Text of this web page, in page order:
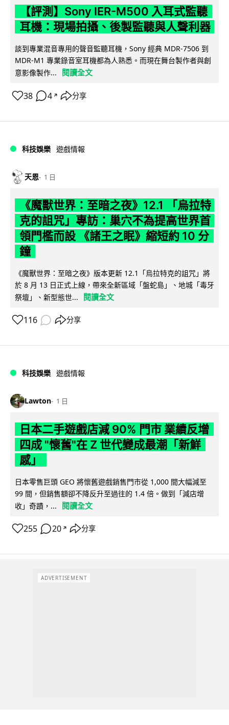
【評測】Sony IER-M500 入耳式監聽
耳機：現場拍攝、後製監聽與人聲利器
談到專業混音專用的聲音監聽耳機，Sony 經典 MDR-7506 到
MDR-M1 專業錄音室耳機都為人熟悉。而現在舞台製作者與創
意影像製作...
閱讀全文
38 4 ↗ 分享
科技娛樂 遊戲情報
天恩 1 日
《魔獸世界：至暗之夜》12.1 「烏拉特
克的詛咒」專訪：巢穴不為提高世界首
領門檻而設 《諸王之眠》縮短約 10 分
鐘
《魔獸世界：至暗之夜》版本更新 12.1「烏拉特克的詛咒」將
於 8 月 13 日正式上線，帶來全新區域「盤蛇島」、地城「毒牙
祭壇」、新型態世...
閱讀全文
116 分享
科技娛樂 遊戲情報
Lawton 1 日
日本二手遊戲店減 90% 門市 業績反增
四成 "懷舊"在 Z 世代變成最潮「新鮮
感」
日本零售巨頭 GEO 將懷舊遊戲銷售門市從 1,000 間大幅減至
99 間，但銷售額卻不降反升至過往的 1.4 倍。做到「減店增
收」奇蹟，...
閱讀全文
255 20 ↗ 分享
ADVERTISEMENT